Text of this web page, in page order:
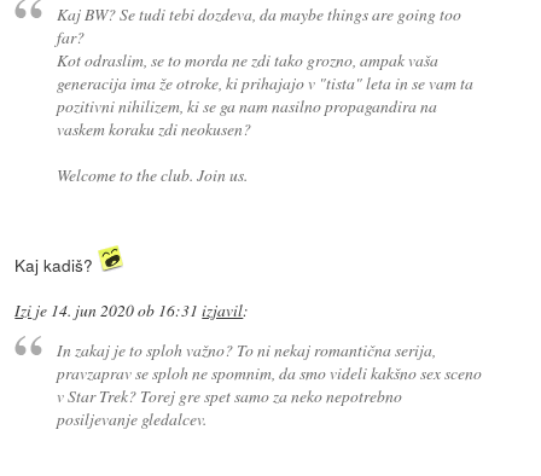
Kaj BW? Se tudi tebi dozdeva, da maybe things are going too
far?
Kot odraslim, se to morda ne zdi tako grozno, ampak vaša
generacija ima že otroke, ki prihajajo v "tista" leta in se vam ta
pozitivni nihilizem, ki se ga nam nasilno propagandira na
vaskem koraku zdi neokusen?
Welcome to the club. Join us.
Kaj kadiš?
Izi je 14. jun 2020 ob 16:31 izjavil:
In zakaj je to sploh važno? To ni nekaj romantična serija,
pravzaprav se sploh ne spomnim, da smo videli kakšno sex sceno
v Star Trek? Torej gre spet samo za neko nepotrebno
posiljevanje gledalcev.